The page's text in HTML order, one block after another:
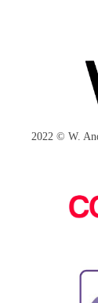
2022 © W.